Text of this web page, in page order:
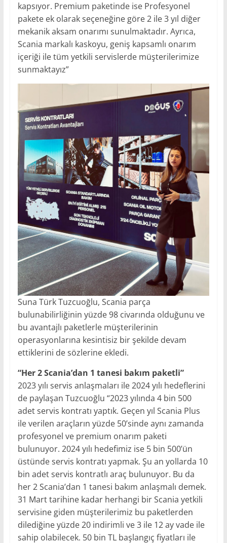
kapsıyor. Premium paketinde ise Profesyonel
pakete ek olarak seçeneğine göre 2 ile 3 yıl diğer
mekanik aksam onarımı sunulmaktadır. Ayrıca,
Scania markalı kaskoyu, geniş kapsamlı onarım
içeriği ile tüm yetkili servislerde müşterilerimize
sunmaktayız”
Suna Türk Tuzcuoğlu, Scania parça
bulunabilirliğinin yüzde 98 civarında olduğunu ve
bu avantajlı paketlerle müşterilerinin
operasyonlarına kesintisiz bir şekilde devam
ettiklerini de sözlerine ekledi.
“Her 2 Scania’dan 1 tanesi bakım paketli”
2023 yılı servis anlaşmaları ile 2024 yılı hedeflerini
de paylaşan Tuzcuoğlu “2023 yılında 4 bin 500
adet servis kontratı yaptık. Geçen yıl Scania Plus
ile verilen araçların yüzde 50’sinde aynı zamanda
profesyonel ve premium onarım paketi
bulunuyor. 2024 yılı hedefimiz ise 5 bin 500’ün
üstünde servis kontratı yapmak. Şu an yollarda 10
bin adet servis kontratlı araç bulunuyor. Bu da
her 2 Scania’dan 1 tanesi bakım anlaşmalı demek.
31 Mart tarihine kadar herhangi bir Scania yetkili
servisine giden müşterilerimiz bu paketlerden
dilediğine yüzde 20 indirimli ve 3 ile 12 ay vade ile
sahip olabilecek. 50 bin TL başlangıç fiyatları ile